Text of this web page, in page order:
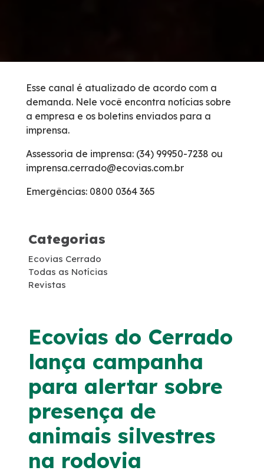
Postos de Combustível
Carta ao Usuário
Carta ao Usuário Anteriores
Agenda de Obras
Histórico de obras
Monitoramento 24h – CCO
Socorro Mecânico
Socorro Médico
Faixa de domínio
Esse canal é atualizado de acordo com a
demanda. Nele você encontra notícias sobre
a empresa e os boletins enviados para a
imprensa.
Assessoria de imprensa: (34) 99950-7238 ou
imprensa.cerrado@ecovias.com.br
Emergências: 0800 0364 365
Categorias
Ecovias Cerrado
Todas as Notícias
Revistas
Ecovias do Cerrado
lança campanha
para alertar sobre
presença de
animais silvestres
na rodovia